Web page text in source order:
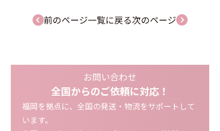
前のページ一覧に戻る次のページ
お問い合わせ
全国からのご依頼に対応！
福岡を拠点に、全国の発送・物流をサポートして
います。